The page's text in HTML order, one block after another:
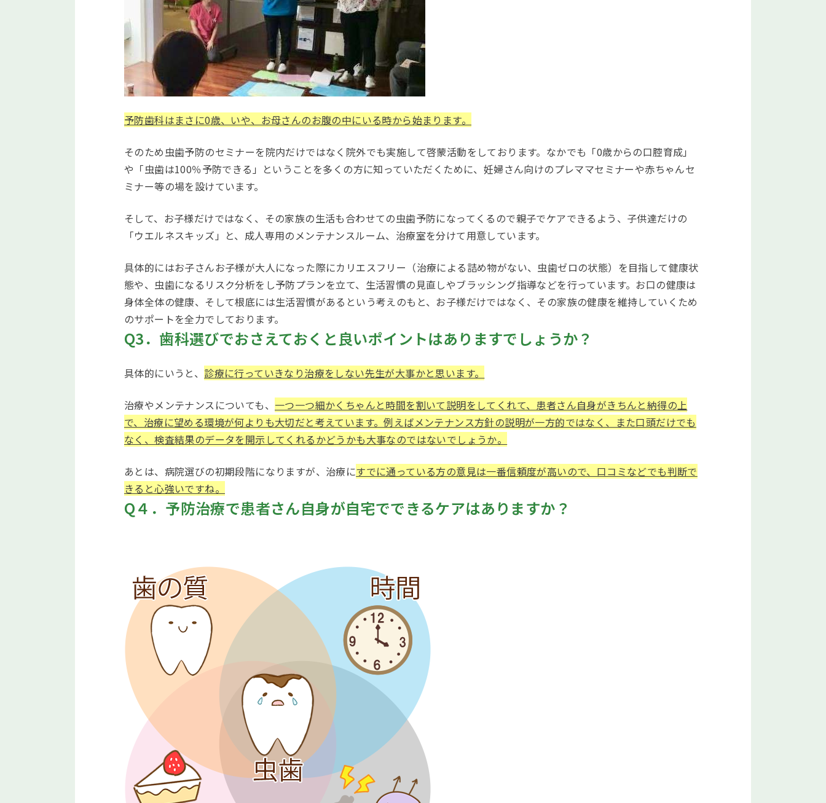
予防歯科はまさに0歳、いや、お母さんのお腹の中にいる時から始まります。
そのため虫歯予防のセミナーを院内だけではなく院外でも実施して啓蒙活動をしております。なかでも「0歳からの口腔育成」
や「虫歯は100％予防できる」ということを多くの方に知っていただくために、妊婦さん向けのプレママセミナーや赤ちゃんセ
ミナー等の場を設けています。
そして、お子様だけではなく、その家族の生活も合わせての虫歯予防になってくるので親子でケアできるよう、子供達だけの
「ウエルネスキッズ」と、成人専用のメンテナンスルーム、治療室を分けて用意しています。
具体的にはお子さんお子様が大人になった際にカリエスフリー（治療による詰め物がない、虫歯ゼロの状態）を目指して健康状
態や、虫歯になるリスク分析をし予防プランを立て、生活習慣の見直しやブラッシング指導などを行っています。お口の健康は
身体全体の健康、そして根底には生活習慣があるという考えのもと、お子様だけではなく、その家族の健康を維持していくため
のサポートを全力でしております。
Q3．歯科選びでおさえておくと良いポイントはありますでしょうか？
具体的にいうと、 診療に行っていきなり治療をしない先生が大事かと思います。
治療やメンテナンスについても、 一つ一つ細かくちゃんと時間を割いて説明をしてくれて、患者さん自身がきちんと納得の上
で、治療に望める環境が何よりも大切だと考えています。例えばメンテナンス方針の説明が一方的ではなく、また口頭だけでも
なく、検査結果のデータを開示してくれるかどうかも大事なのではないでしょうか。
あとは、病院選びの初期段階になりますが、治療にすでに通っている方の意見は一番信頼度が高いので、口コミなどでも判断で
きると心強いですね。
Q４．予防治療で患者さん自身が自宅でできるケアはありますか？